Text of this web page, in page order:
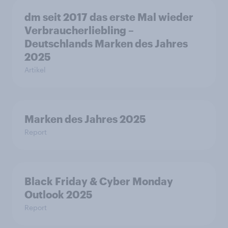
dm seit 2017 das erste Mal wieder
Verbraucherliebling –
Deutschlands Marken des Jahres
2025
Artikel
Marken des Jahres 2025
Report
Black Friday & Cyber Monday
Outlook 2025
Report